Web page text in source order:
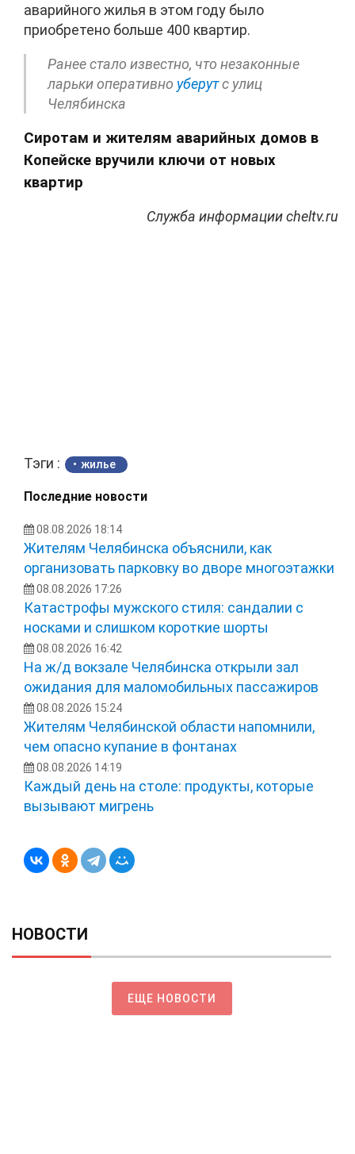
аварийного жилья в этом году было
приобретено больше 400 квартир.
Ранее стало известно, что незаконные
ларьки оперативно уберутс улиц
Челябинска
Сиротам и жителям аварийных домов в
Копейске вручили ключи от новых
квартир
Служба информации cheltv.ru
Тэги : жилье
Последние новости
08.08.2026 18:14
Жителям Челябинска объяснили, как
организовать парковку во дворе многоэтажки
08.08.2026 17:26
Катастрофы мужского стиля: сандалии с
носками и слишком короткие шорты
08.08.2026 16:42
На ж/д вокзале Челябинска открыли зал
ожидания для маломобильных пассажиров
08.08.2026 15:24
Жителям Челябинской области напомнили,
чем опасно купание в фонтанах
08.08.2026 14:19
Каждый день на столе: продукты, которые
вызывают мигрень
НОВОСТИ
ЕЩЕ НОВОСТИ